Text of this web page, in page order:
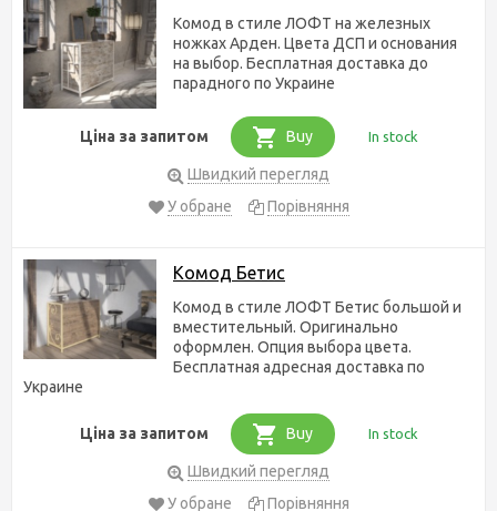
Комод в стиле ЛОФТ на железных
ножках Арден. Цвета ДСП и основания
на выбор. Бесплатная доставка до
парадного по Украине
Ціна за запитом Buy In stock
Швидкий перегляд
У обране
Порівняння
Комод Бетис
Комод в стиле ЛОФТ Бетис большой и
вместительный. Оригинально
оформлен. Опция выбора цвета.
Бесплатная адресная доставка по
Украине
Ціна за запитом Buy In stock
Швидкий перегляд
У обране
Порівняння